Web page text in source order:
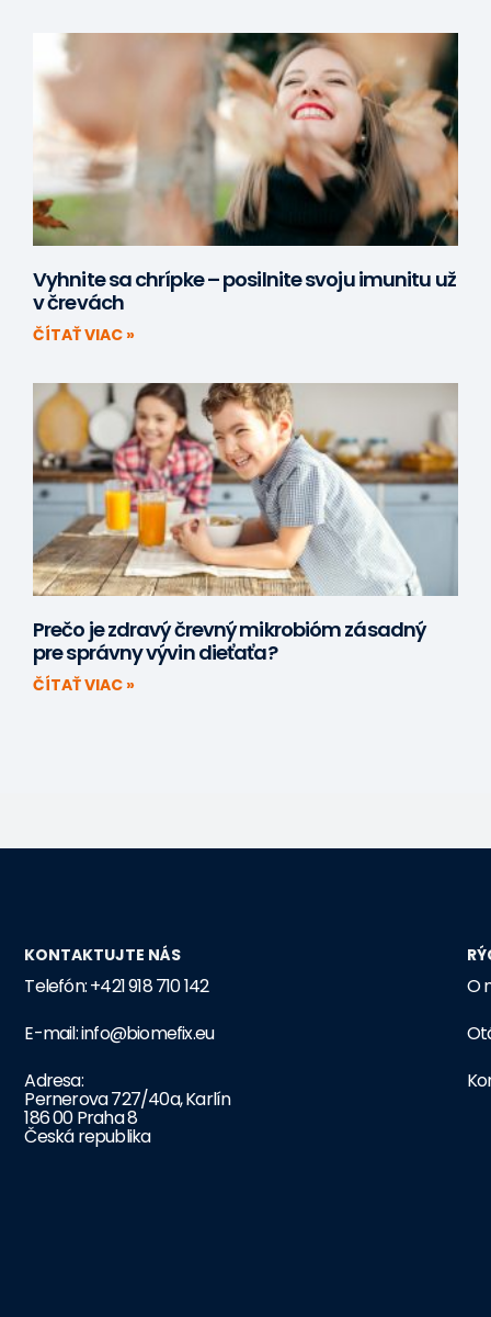
Vyhnite sa chrípke – posilnite svoju imunitu už
v črevách
ČÍTAŤ VIAC »
Prečo je zdravý črevný mikrobióm zásadný
pre správny vývin dieťaťa?
ČÍTAŤ VIAC »
KONTAKTUJTE NÁS
Telefón: +421 918 710 142
E-mail: info@biomefix.eu
Adresa:
Pernerova 727/40a, Karlín
186 00 Praha 8
Česká republika
O